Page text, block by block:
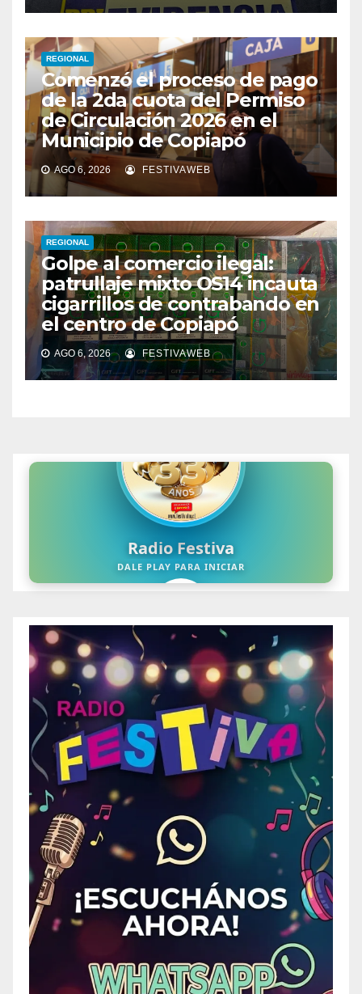
REGIONAL
Comenzó el proceso de pago
de la 2da cuota del Permiso
de Circulación 2026 en el
Municipio de Copiapó
AGO 6, 2026 FESTIVAWEB
REGIONAL
Golpe al comercio ilegal:
patrullaje mixto OS14 incauta
cigarrillos de contrabando en
el centro de Copiapó
AGO 6, 2026 FESTIVAWEB